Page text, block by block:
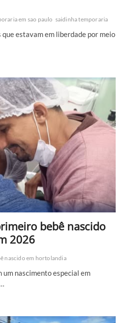
em sao paulo saidinha temporaria
estavam em liberdade por meio
bebê nascido
2026
nascido em hortolandia
um nascimento especial em